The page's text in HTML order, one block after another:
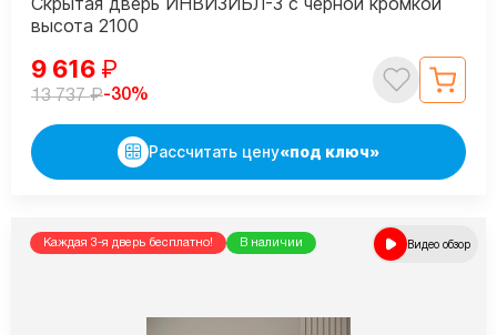
высота 2100
9 616 ₽
13 737₽-30%
Рассчитать цену«под ключ»
Каждая 3-я дверь бесплатно! В наличии Видео обзор